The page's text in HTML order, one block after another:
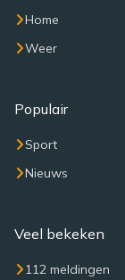
Home
Weer
Populair
Sport
Nieuws
Veel bekeken
112 meldingen